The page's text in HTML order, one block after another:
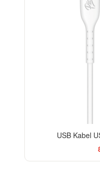
USB Kabel